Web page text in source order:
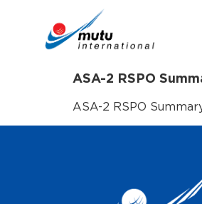
ASA-2 RSPO
ASA-2 RSPO